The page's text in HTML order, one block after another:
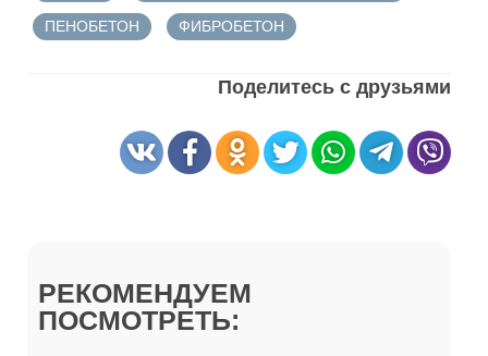
ПЕНОБЕТОН ФИБРОБЕТОН
Поделитесь с друзьями
РЕКОМЕНДУЕМ
ПОСМОТРЕТЬ: